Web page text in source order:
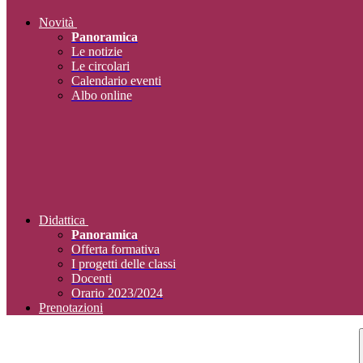
Novità
Panoramica
Le notizie
Le circolari
Calendario eventi
Albo online
Didattica
Panoramica
Offerta formativa
I progetti delle classi
Docenti
Orario 2023/2024
Prenotazioni